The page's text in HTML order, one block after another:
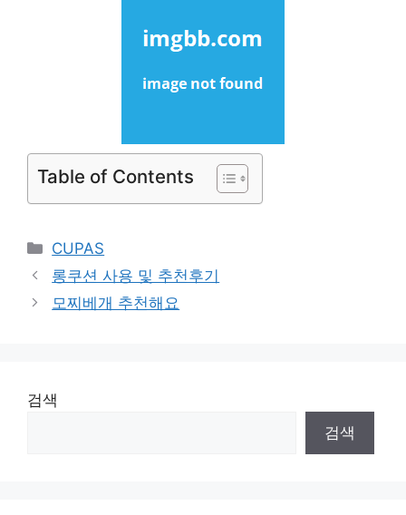
Table of Contents
Categories
CUPAS
롱쿠션 사용 및 추천후기
모찌베개 추천해요
검색
검색